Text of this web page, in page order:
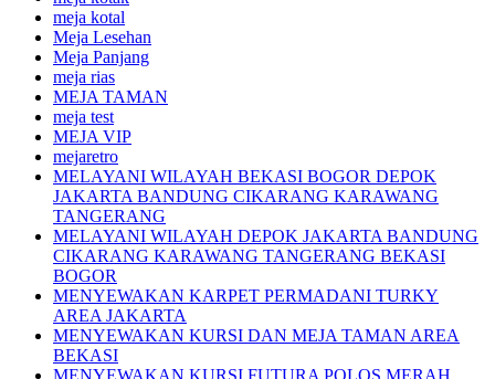
meja kotal
Meja Lesehan
Meja Panjang
meja rias
MEJA TAMAN
meja test
MEJA VIP
mejaretro
MELAYANI WILAYAH BEKASI BOGOR DEPOK
JAKARTA BANDUNG CIKARANG KARAWANG
TANGERANG
MELAYANI WILAYAH DEPOK JAKARTA BANDUNG
CIKARANG KARAWANG TANGERANG BEKASI
BOGOR
MENYEWAKAN KARPET PERMADANI TURKY
AREA JAKARTA
MENYEWAKAN KURSI DAN MEJA TAMAN AREA
BEKASI
MENYEWAKAN KURSI FUTURA POLOS MERAH